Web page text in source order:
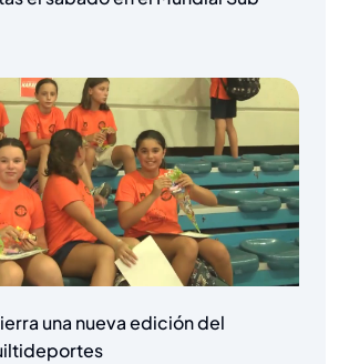
una nueva edición del